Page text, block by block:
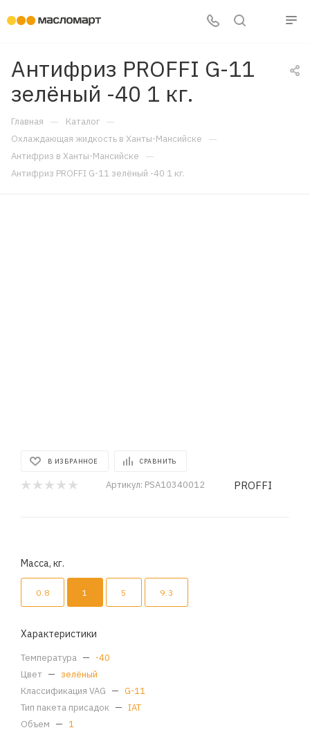
Антифриз PROFFI G-11
зелёный -40 1 кг.
Главная — Каталог —
Охлаждающая жидкость в Ханты-Мансийске —
Антифриз в Ханты-Мансийске —
Антифриз PROFFI G-11 зелёный -40 1 кг.
В ИЗБРАННОЕ СРАВНИТЬ
Артикул: PSA10340012 PROFFI
Масса, кг.
0.8 1 5 9.3
Характеристики
Температура — -40
Цвет — зелёный
Классификация VAG — G-11
Тип пакета присадок — IAT
Объем — 1